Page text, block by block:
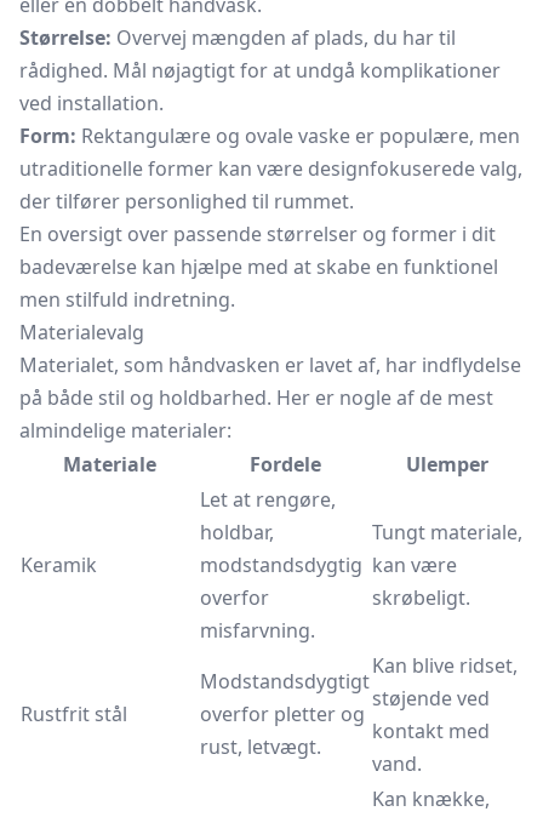
Størrelse: Overvej mængden af plads, du har til
rådighed. Mål nøjagtigt for at undgå komplikationer
ved installation.
Form: Rektangulære og ovale vaske er populære, men
utraditionelle former kan være designfokuserede valg,
der tilfører personlighed til rummet.
En oversigt over passende størrelser og former i dit
badeværelse kan hjælpe med at skabe en funktionel
men stilfuld indretning.
Materialevalg
Materialet, som håndvasken er lavet af, har indflydelse
på både stil og holdbarhed. Her er nogle af de mest
almindelige materialer:
Materiale
Fordele Ulemper
Keramik
Let at rengøre,
holdbar,
modstandsdygtig
overfor
misfarvning.
Tungt materiale,
kan være
skrøbeligt.
Rustfrit stål
Modstandsdygtigt
overfor pletter og
rust, letvægt.
Kan blive ridset,
støjende ved
kontakt med
vand.
Kan knække,